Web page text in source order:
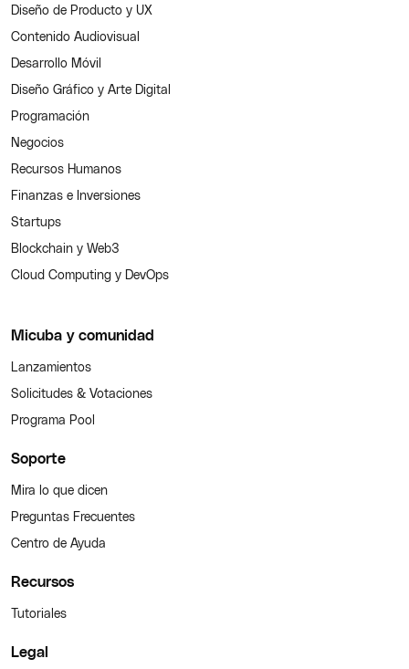
Diseño de Producto y UX
Contenido Audiovisual
Desarrollo Móvil
Diseño Gráfico y Arte Digital
Programación
Negocios
Recursos Humanos
Finanzas e Inversiones
Startups
Blockchain y Web3
Cloud Computing y DevOps
Micuba y comunidad
Lanzamientos
Solicitudes & Votaciones
Programa Pool
Soporte
Mira lo que dicen
Preguntas Frecuentes
Centro de Ayuda
Recursos
Tutoriales
Legal